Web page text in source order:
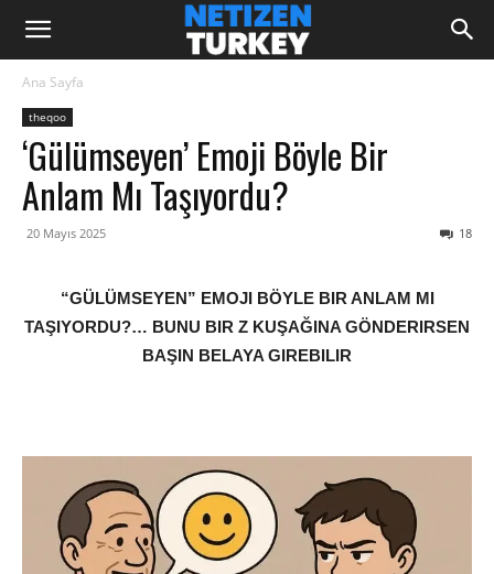
Ana Sayfa
theqoo
‘Gülümseyen’ Emoji Böyle Bir
Anlam Mı Taşıyordu?
20 Mayıs 2025 18
“GÜLÜMSEYEN” EMOJI BÖYLE BIR ANLAM MI
TAŞIYORDU?… BUNU BIR Z KUŞAĞINA GÖNDERIRSEN
BAŞIN BELAYA GIREBILIR